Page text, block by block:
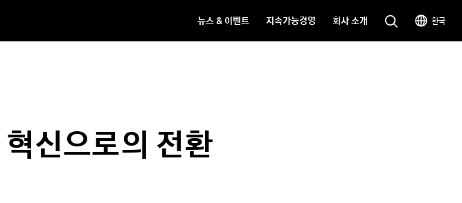
뉴스 & 이벤트 지속가능경영 회사 소개 한국
신으로의 전환